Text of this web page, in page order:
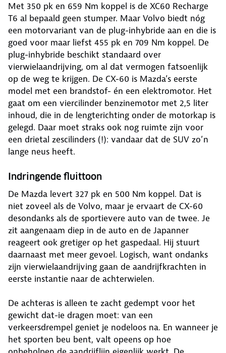
Met 350 pk en 659 Nm koppel is de XC60 Recharge
T6 al bepaald geen stumper. Maar Volvo biedt nóg
een motorvariant van de plug-inhybride aan en die is
goed voor maar liefst 455 pk en 709 Nm koppel. De
plug-inhybride beschikt standaard over
vierwielaandrijving, om al dat vermogen fatsoenlijk
op de weg te krijgen. De CX-60 is Mazda’s eerste
model met een brandstof- én een elektromotor. Het
gaat om een viercilinder benzinemotor met 2,5 liter
inhoud, die in de lengterichting onder de motorkap is
gelegd. Daar moet straks ook nog ruimte zijn voor
een drietal zescilinders (!): vandaar dat de SUV zo’n
lange neus heeft.
Indringende fluittoon
De Mazda levert 327 pk en 500 Nm koppel. Dat is
niet zoveel als de Volvo, maar je ervaart de CX-60
desondanks als de sportievere auto van de twee. Je
zit aangenaam diep in de auto en de Japanner
reageert ook gretiger op het gaspedaal. Hij stuurt
daarnaast met meer gevoel. Logisch, want ondanks
zijn vierwielaandrijving gaan de aandrijfkrachten in
eerste instantie naar de achterwielen.
De achteras is alleen te zacht gedempt voor het
gewicht dat-ie dragen moet: van een
verkeersdrempel geniet je nodeloos na. En wanneer je
het sporten beu bent, valt opeens op hoe